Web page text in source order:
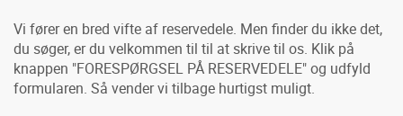
Vi fører en bred vifte af reservedele. Men finder du ikke det,
du søger, er du velkommen til til at skrive til os. Klik på
knappen "FORESPØRGSEL PÅ RESERVEDELE" og udfyld
formularen. Så vender vi tilbage hurtigst muligt.